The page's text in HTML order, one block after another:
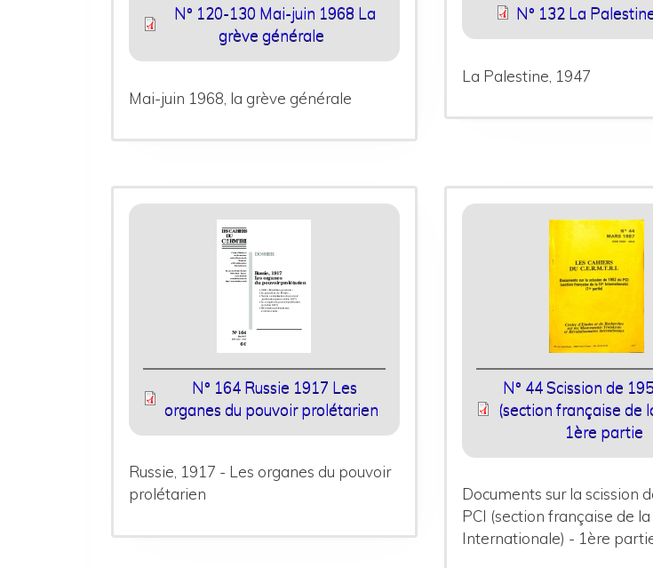
N° 120-130 Mai-juin 1968 La
grève générale
Mai-juin 1968, la grève générale
N° 132 La
La Palestine, 1947
N° 164 Russie 1917 Les
organes du pouvoir prolétarien
Russie, 1917 - Les organes du pouvoir
prolétarien
N° 44 Scission de
(section française de
1ère partie
Documents sur la scission
PCI (section française de la
Internationale) - 1ère